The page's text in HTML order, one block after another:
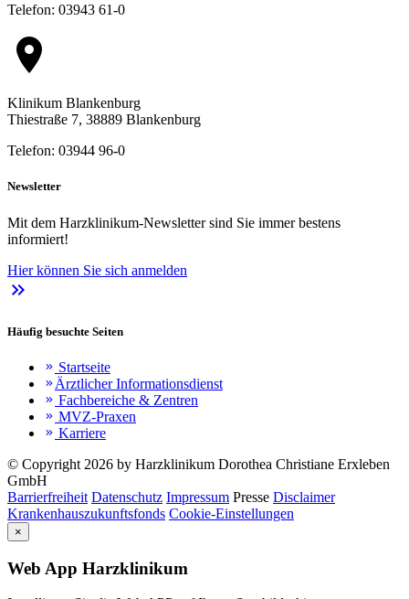
Telefon: 03943 61-0
location_on
Klinikum Blankenburg
Thiestraße 7, 38889 Blankenburg
Telefon: 03944 96-0
Newsletter
Mit dem Harzklinikum-Newsletter sind Sie immer bestens
informiert!
Hier können Sie sich anmelden
keyboard_double_arrow_right
Häufig besuchte Seiten
keyboard_double_arrow_right Startseite
keyboard_double_arrow_right Ärztlicher Informationsdienst
keyboard_double_arrow_right Fachbereiche & Zentren
keyboard_double_arrow_right MVZ-Praxen
keyboard_double_arrow_right Karriere
© Copyright 2026 by Harzklinikum Dorothea Christiane Erxleben
GmbH
Barrierfreiheit Datenschutz Impressum Presse Disclaimer
Krankenhauszukunftsfonds Cookie-Einstellungen
×
Web App Harzklinikum